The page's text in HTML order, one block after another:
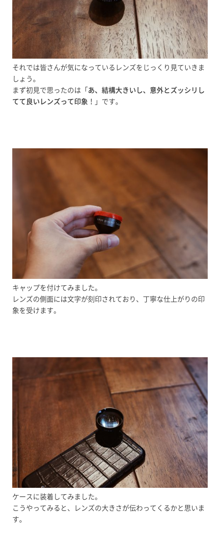
それでは皆さんが気になっているレンズをじっくり見ていきま
しょう。
まず初見で思ったのは「 あ、結構大きいし、意外とズッシリし
てて良いレンズって印象 ！」です。
キャップを付けてみました。
レンズの側面には文字が刻印されており、丁寧な仕上がりの印
象を受けます。
ケースに装着してみました。
こうやってみると、レンズの大きさが伝わってくるかと思いま
す。